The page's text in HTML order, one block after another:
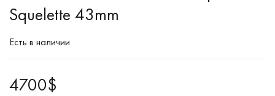
Squelette 43mm
Есть в наличии
4700$